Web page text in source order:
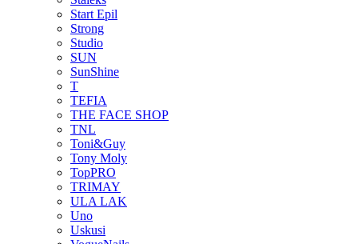
Start Epil
Strong
Studio
SUN
SunShine
T
TEFIA
THE FACE SHOP
TNL
Toni&Guy
Tony Moly
TopPRO
TRIMAY
ULA LAK
Uno
Uskusi